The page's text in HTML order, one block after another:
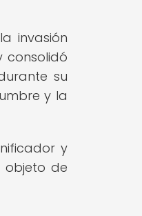
invasión
consolidó
su
y la
y
objeto de